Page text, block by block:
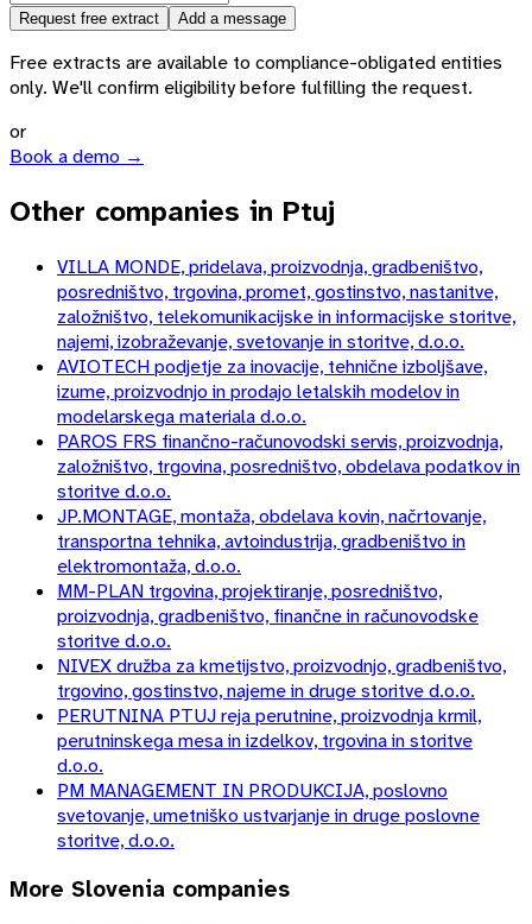
Request free extract Add a message
Free extracts are available to compliance-obligated entities
only. We'll confirm eligibility before fulfilling the request.
or
Book a demo →
Other companies in Ptuj
VILLA MONDE, pridelava, proizvodnja, gradbeništvo,
posredništvo, trgovina, promet, gostinstvo, nastanitve,
založništvo, telekomunikacijske in informacijske storitve,
najemi, izobraževanje, svetovanje in storitve, d.o.o.
AVIOTECH podjetje za inovacije, tehnične izboljšave,
izume, proizvodnjo in prodajo letalskih modelov in
modelarskega materiala d.o.o.
PAROS FRS finančno-računovodski servis, proizvodnja,
založništvo, trgovina, posredništvo, obdelava podatkov in
storitve d.o.o.
JP.MONTAGE, montaža, obdelava kovin, načrtovanje,
transportna tehnika, avtoindustrija, gradbeništvo in
elektromontaža, d.o.o.
MM-PLAN trgovina, projektiranje, posredništvo,
proizvodnja, gradbeništvo, finančne in računovodske
storitve d.o.o.
NIVEX družba za kmetijstvo, proizvodnjo, gradbeništvo,
trgovino, gostinstvo, najeme in druge storitve d.o.o.
PERUTNINA PTUJ reja perutnine, proizvodnja krmil,
perutninskega mesa in izdelkov, trgovina in storitve
d.o.o.
PM MANAGEMENT IN PRODUKCIJA, poslovno
svetovanje, umetniško ustvarjanje in druge poslovne
storitve, d.o.o.
More Slovenia companies